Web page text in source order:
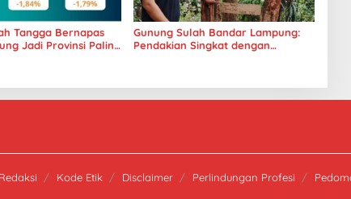
Tangga Bernapas
Jadi Provinsi Paling
Gunung Sulah Bandar Lampung:
Pendakian Singkat dengan
Redaksi Kode Etik Disclaimer Perlindungan Profesi